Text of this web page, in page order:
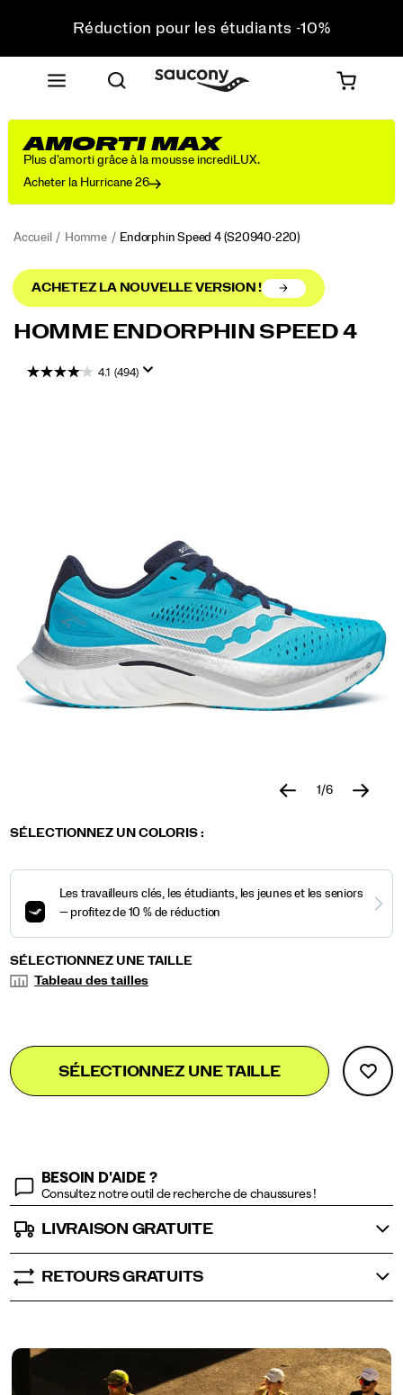
Réduction pour les étudiants -10%
à 75 €
Retours gratuits sur toutes les commandes
Réduction pour les étudiants -10%
AMORTI MAX
Plus d'amorti grâce à la mousse incrediLUX.
Acheter la Hurricane 26
Accueil Homme Endorphin Speed 4 (S20940-220)
ACHETEZ LA NOUVELLE VERSION !
Accélérez
https://www.saucony.com/FR/fr_FR/endorphin-
HOMME ENDORPHIN SPEED 4
4.1 (494)
1/6
Details
speed-
/
Variations
SÉLECTIONNEZ UN COLORIS :
Variations
SÉLECTIONNEZ UNE TAILLE
Tableau des tailles
Product
Actions
Add
to
cart
false
SÉLECTIONNEZ UNE TAILLE
BESOIN D'AIDE ?
Consultez notre outil de recherche de chaussures !
LIVRAISON GRATUITE
RETOURS GRATUITS